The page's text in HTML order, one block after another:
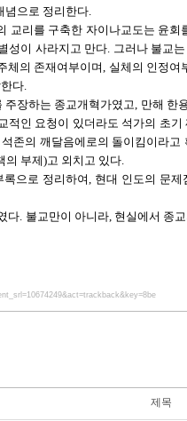
념으로 정리한다.
교리를 구축한 자이나교도는 윤
성이 사라지고 만다. 그러나 불교
체의 존재여부이며, 실체의 인정
다.
장하는 종교개혁가였고, 만해
적인 요청이 있더라도 석가의 초
존의 깨달음에로의 돌이킴이라
의 부제)고 외치고 있다.
으로 정리하여, 현대 인도의 문
다. 불교만이 아니라, 현실에서 종
제목